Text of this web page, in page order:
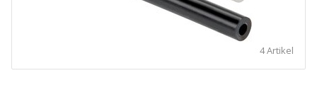
4 Artikel